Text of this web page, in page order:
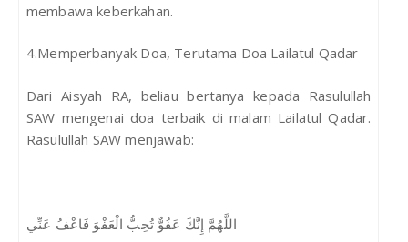
membawa keberkahan.
4.Memperbanyak Doa, Terutama Doa Lailatul Qadar
Dari Aisyah RA, beliau bertanya kepada Rasulullah
SAW mengenai doa terbaik di malam Lailatul Qadar.
Rasulullah SAW menjawab:
اللَّهُمَّ إِنَّكَ عَفُوٌّ تُحِبُّ الْعَفْوَ فَاعْفُ عَنِّي